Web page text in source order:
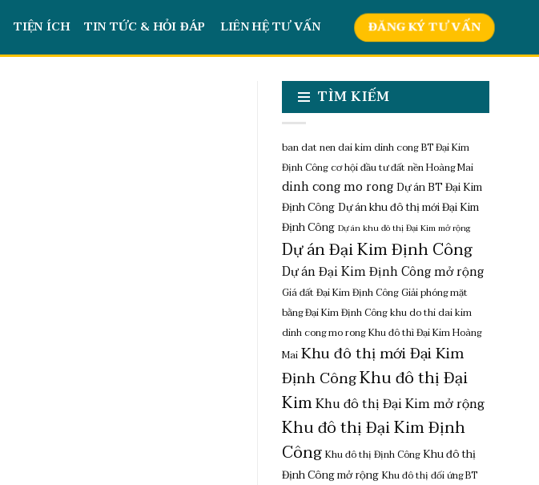
TIỆN ÍCH TIN TỨC & HỎI ĐÁP LIÊN HỆ TƯ VẤN ĐĂNG KÝ TƯ VẤN
TÌM KIẾM
ban dat nen dai kim dinh congBT Đại Kim
Định Công cơ hội đầu tư đất nền Hoàng Mai
dinh cong mo rongDự án BT Đại Kim
Định CôngDự án khu đô thị mới Đại Kim
Định Công Dự án khu đô thị Đại Kim mở rộng
Dự án Đại Kim Định Công
Dự án Đại Kim Định Công mở rộng
Giá đất Đại Kim Định CôngGiải phóng mặt
bằng Đại Kim Định Côngkhu do thi dai kim
dinh cong mo rongKhu đô thì Đại Kim Hoàng
MaiKhu đô thị mới Đại Kim
Định CôngKhu đô thị Đại
KimKhu đô thị Đại Kim mở rộng
Khu đô thị Đại Kim Định
CôngKhu đô thị Định CôngKhu đô thị
Định Công mở rộngKhu đô thị đối ứng BT